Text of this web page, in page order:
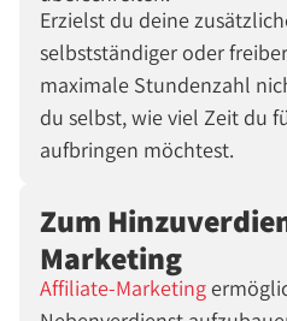
Erzielst du deine
selbstständiger oder
maximale Stundenzahl
du selbst, wie viel Zeit du
aufbringen möchtest.
Zum
Marketing
Affiliate-Marketing